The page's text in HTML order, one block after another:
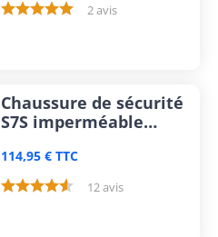
2 avis
Chaussure de sécurité
S7S imperméable
114,95 € TTC
12 avis